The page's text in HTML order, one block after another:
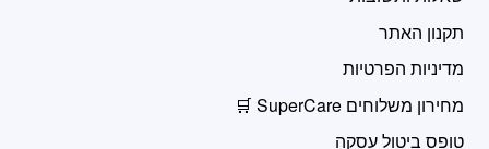
תקנון האתר
מדיניות הפרטיות
מחירון משלוחים SuperCare 🛒
טופס ביטול עסקה